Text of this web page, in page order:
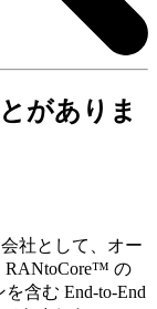
がありま
社として、オー
RANtoCore™ の
含む End-to-End